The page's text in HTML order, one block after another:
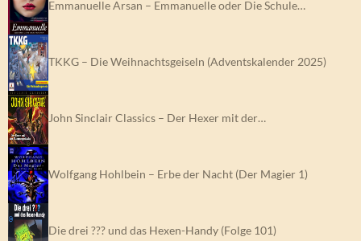
Emmanuelle Arsan – Emmanuelle oder Die Schule…
TKKG – Die Weihnachtsgeiseln (Adventskalender 2025)
John Sinclair Classics – Der Hexer mit der…
Wolfgang Hohlbein – Erbe der Nacht (Der Magier 1)
Die drei ??? und das Hexen-Handy (Folge 101)